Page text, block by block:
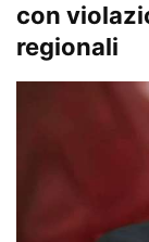
con
regionali